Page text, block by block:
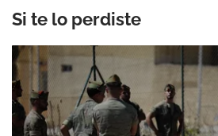
Si te lo perdiste